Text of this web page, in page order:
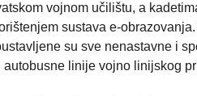
vojnom učilištu, a
sustava e-
su sve nenastavne i
linije vojno linijskog